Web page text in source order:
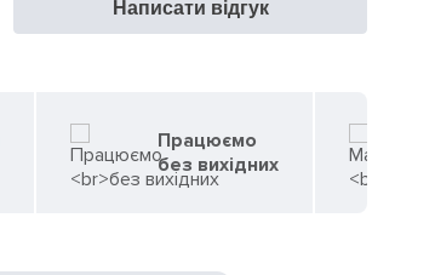
Написати відгук
Працюємо
без вихідних